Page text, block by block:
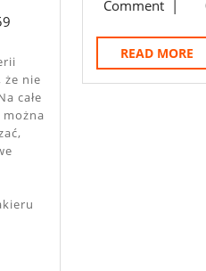
Samochodu?
że nie
całe
Comment |
READ MORE